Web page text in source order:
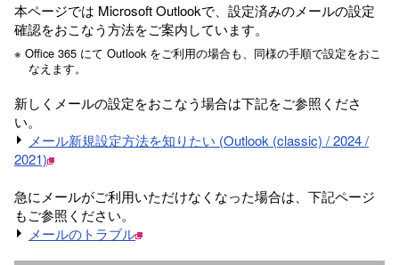
本ページでは Microsoft Outlookで、設定済みのメールの設定
確認をおこなう方法をご案内しています。
※ Office 365 にて Outlook をご利用の場合も、同様の手順で設定をおこ
なえます。
新しくメールの設定をおこなう場合は下記をご参照くださ
い。
メール新規設定方法を知りたい (Outlook (classic) / 2024 /
2021)
急にメールがご利用いただけなくなった場合は、下記ページ
もご参照ください。
メールのトラブル